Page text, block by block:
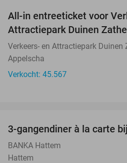
All-in entreeticket voor
Attractiepark Duinen Zathe
Verkeers- en Attractiepark Duinen
Appelscha
Verkocht: 45.567
3-gangendiner à la carte
BANKA Hattem
Hattem